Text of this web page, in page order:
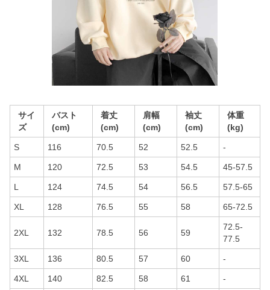
サイ
ズ
バスト
(cm)
着丈
(cm)
肩幅
(cm)
袖丈
(cm)
体重
(kg)
S 116 70.5 52 52.5 -
M 120 72.5 53 54.5 45-57.5
L 124 74.5 54 56.5 57.5-65
XL 128 76.5 55 58 65-72.5
2XL 132 78.5 56 59
72.5-
77.5
3XL 136 80.5 57 60 -
4XL 140 82.5 58 61 -